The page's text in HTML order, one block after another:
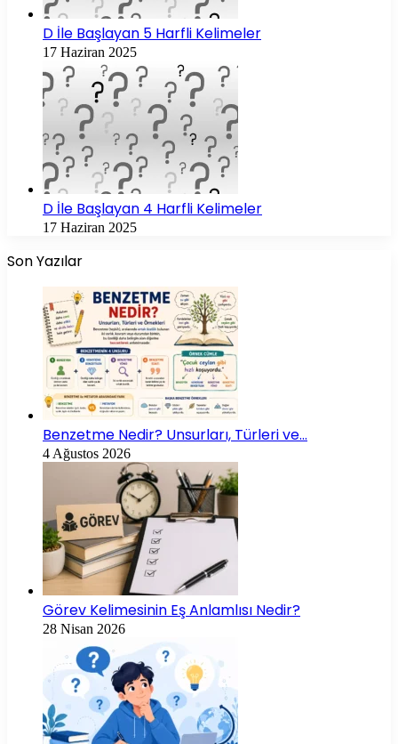
D İle Başlayan 5 Harfli Kelimeler
17 Haziran 2025
D İle Başlayan 4 Harfli Kelimeler
17 Haziran 2025
Son Yazılar
Benzetme Nedir? Unsurları, Türleri ve…
4 Ağustos 2026
Görev Kelimesinin Eş Anlamlısı Nedir?
28 Nisan 2026